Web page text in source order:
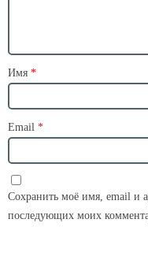
Имя *
Email *
Сохранить моё имя, email и
последующих моих